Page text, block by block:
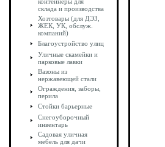
склада и производства
Хозтовары (для ДЭЗ,
ЖЕК, УК, обслуж.
компаний)
Благоустройство улиц
Уличные скамейки и
парковые лавки
Вазоны из
нержавеющей стали
Ограждения, заборы,
перила
Стойки барьерные
Снегоуборочный
инвентарь
Садовая уличная
мебель для дачи